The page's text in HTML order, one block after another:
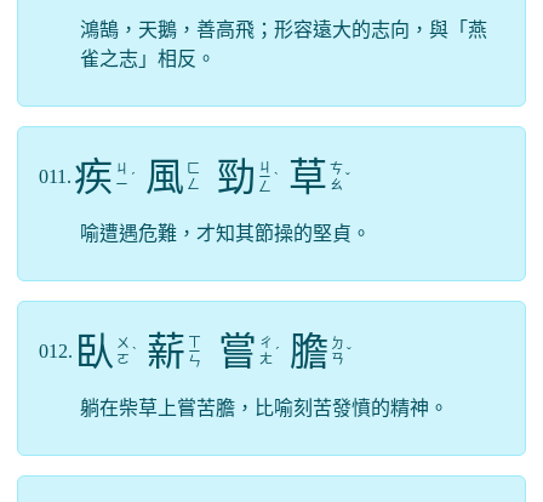
鴻鵠，天鵝，善高飛；形容遠大的志向，與「燕
雀之志」相反。
011. 疾 ㄐ
ㄧ ˊ 風 ㄈ
ㄥ
勁 ㄐ
ㄧ
ㄥ
ˋ 草 ㄘ
ㄠ ˇ
喻遭遇危難，才知其節操的堅貞。
012. 臥 ㄨ
ㄛ ˋ 薪 ㄧ
ㄣ 嘗 ㄔ
ㄤ ˊ 膽 ㄉ
ㄢ ˇ
躺在柴草上嘗苦膽，比喻刻苦發憤的精神。